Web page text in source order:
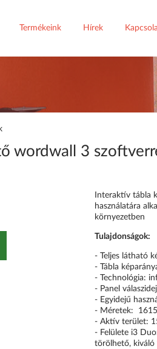
Termékeink Hírek
wordwall 3
Interaktív tábla
használatára
környezetben
Tulajdonságok:
- Teljes látható
- Tábla
- Technológia:
- Panel
- Egyidejű
- Méretek: 1615
- Aktív terület:
- Felülete i3
törölhető, kiváló